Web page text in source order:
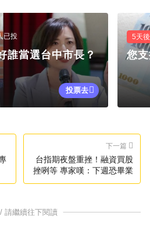
已投
誰當選台中市長？
投票去
5天
您
下一篇
台指期夜盤重挫！融資買股
挫咧等 專家嘆：下週恐畢業
請繼續往下閱讀